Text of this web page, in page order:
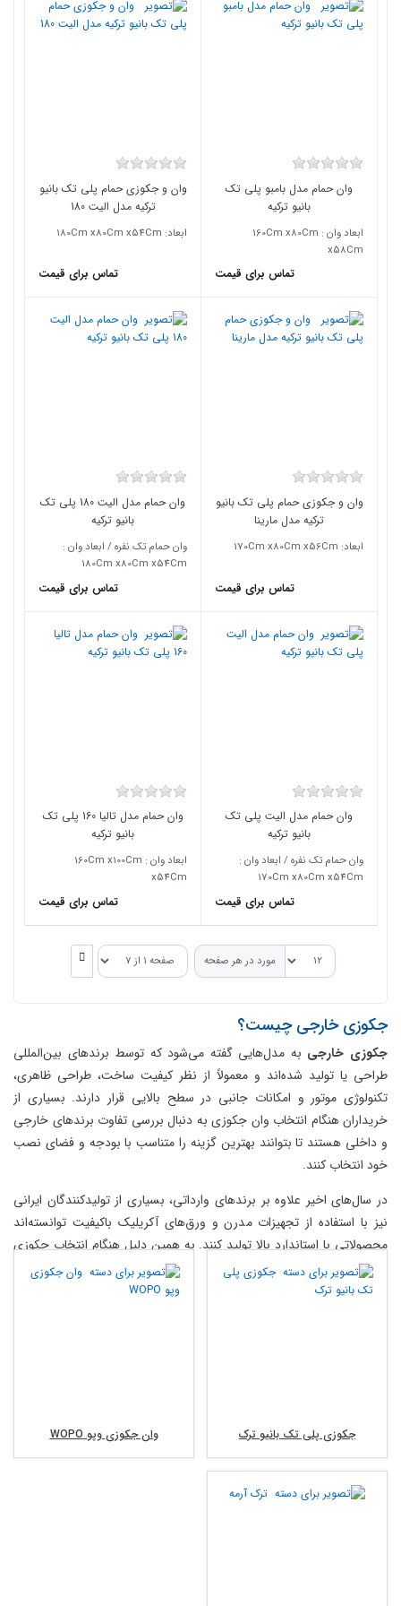
وان حمام مدل بامبو پلی تک
بانیو ترکیه
ابعاد وان : 160Cm x80Cm
x58Cm
تماس برای قیمت
وان و جکوزی حمام پلی تک بانیو
ترکیه مدل الیت 180
ابعاد: 180Cm x80Cm x54Cm
تماس برای قیمت
وان و جکوزی حمام پلی تک بانیو
ترکیه مدل مارینا
ابعاد: 170Cm x80Cm x56Cm
تماس برای قیمت
وان حمام مدل الیت 180 پلی تک
بانیو ترکیه
وان حمام تک نفره / ابعاد وان :
180Cm x80Cm x54Cm
تماس برای قیمت
وان حمام مدل الیت پلی تک
بانیو ترکیه
وان حمام تک نفره / ابعاد وان :
170Cm x80Cm x54Cm
تماس برای قیمت
وان حمام مدل تالیا 160 پلی تک
بانیو ترکیه
ابعاد وان : 160Cm x100Cm
x54Cm
تماس برای قیمت
مورد در هر صفحه
جکوزی خارجی چیست؟
جکوزی خارجی به مدل‌هایی گفته می‌شود که توسط برندهای بین‌المللی
طراحی یا تولید شده‌اند و معمولاً از نظر کیفیت ساخت، طراحی ظاهری،
تکنولوژی موتور و امکانات جانبی در سطح بالایی قرار دارند. بسیاری از
خریداران هنگام انتخاب وان جکوزی به دنبال بررسی تفاوت برندهای خارجی
و داخلی هستند تا بتوانند بهترین گزینه را متناسب با بودجه و فضای نصب
خود انتخاب کنند.
در سال‌های اخیر علاوه بر برندهای وارداتی، بسیاری از تولیدکنندگان ایرانی
نیز با استفاده از تجهیزات مدرن و ورق‌های آکریلیک باکیفیت توانسته‌اند
محصولاتی با استاندارد بالا تولید کنند. به همین دلیل هنگام انتخاب جکوزی
خارجی باید علاوه بر نام برند، به کیفیت قطعات، خدمات پس از فروش،
گارانتی و تامین قطعات یدکی نیز توجه شود.
نظر امکانات و کیفیت تفاوت قابل توجهی با یکدیگر دارند.
کیفیت ورق آکریلیک:استفاده از آکریلیک بهداشتی باعث افزایش
مقاومت، حفظ رنگ و سهولت نظافت می‌شود.
جکوزی پلی تک بانیو ترک وان جکوزی وپو WOPO